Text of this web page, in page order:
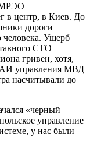
МРЭО
в центр, в Киев. До
дороги
человека. Ущерб
СТО
гривен, хотя,
управления МВД
насчитывали до
«черный
управление
у нас были